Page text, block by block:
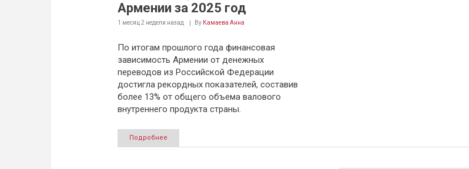
Армении за 2025 год
1 месяц 2 недели назад By Камаева Анна
По итогам прошлого года финансовая
зависимость Армении от денежных
переводов из Российской Федерации
достигла рекордных показателей, составив
более 13% от общего объема валового
внутреннего продукта страны.
Подробнее